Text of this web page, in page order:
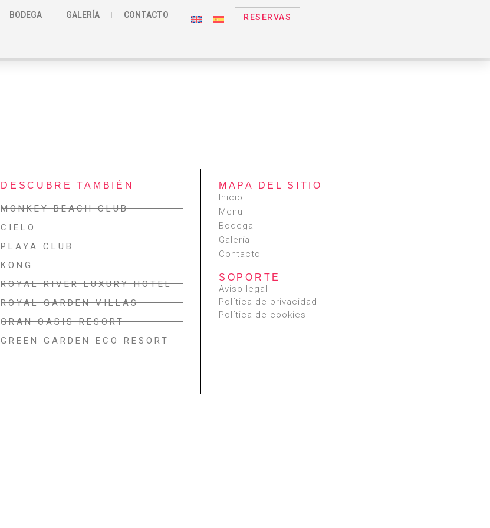
BODEGA GALERÍA CONTACTO RESERVAS
DESCUBRE TAMBIÉN
MONKEY BEACH CLUB
CIELO
PLAYA CLUB
KONG
ROYAL RIVER LUXURY HOTEL
ROYAL GARDEN VILLAS
GRAN OASIS RESORT
GREEN GARDEN ECO RESORT
MAPA DEL SITIO
Inicio
Menu
Bodega
Galería
Contacto
SOPORTE
Aviso legal
Política de privacidad
Política de cookies